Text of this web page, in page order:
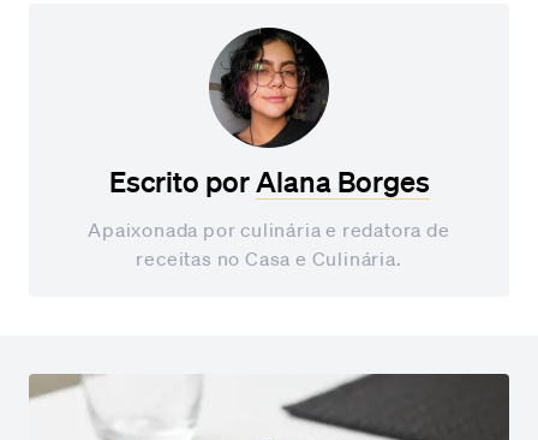
Escrito porAlana Borges
Apaixonada por culinária e redatora de
receitas no Casa e Culinária.